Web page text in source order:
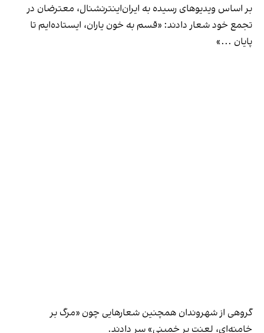
بر اساس ویدیوهای رسیده به ایران‌اینترنشنال، معترضان در
تجمع خود شعار دادند: «قسم به خون یاران، ایستاده‌ایم تا
پایان ...»
گروهی از شهروندان همچنین شعارهایی چون «مرگ بر
خامنه‌ای، لعنت بر خمینی» سر دادند.